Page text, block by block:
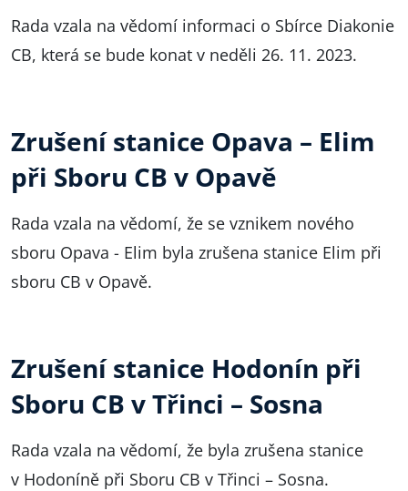
Rada vzala na vědomí informaci o Sbírce Diakonie
CB, která se bude konat v neděli 26. 11. 2023.
Zrušení stanice Opava – Elim
při Sboru CB v Opavě
Rada vzala na vědomí, že se vznikem nového
sboru Opava - Elim byla zrušena stanice Elim při
sboru CB v Opavě.
Zrušení stanice Hodonín při
Sboru CB v Třinci – Sosna
Rada vzala na vědomí, že byla zrušena stanice
v Hodoníně při Sboru CB v Třinci – Sosna.